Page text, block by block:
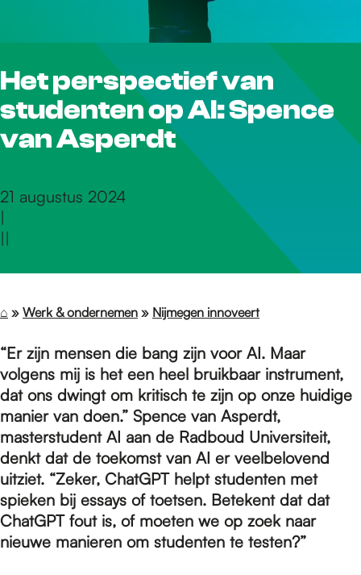
r
d
e
h
o
m
e
p
a
g
Het perspectief van
studenten op AI: Spence
van Asperdt
21 augustus 2024
|
||
⌂ » Werk & ondernemen » Nijmegen innoveert
“Er zijn mensen die bang zijn voor AI. Maar
volgens mij is het een heel bruikbaar instrument,
dat ons dwingt om kritisch te zijn op onze huidige
manier van doen.” Spence van Asperdt,
masterstudent AI aan de Radboud Universiteit,
denkt dat de toekomst van AI er veelbelovend
uitziet. “Zeker, ChatGPT helpt studenten met
spieken bij essays of toetsen. Betekent dat dat
ChatGPT fout is, of moeten we op zoek naar
nieuwe manieren om studenten te testen?”